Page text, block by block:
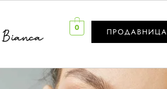
0 ПРОДАВНИЦА